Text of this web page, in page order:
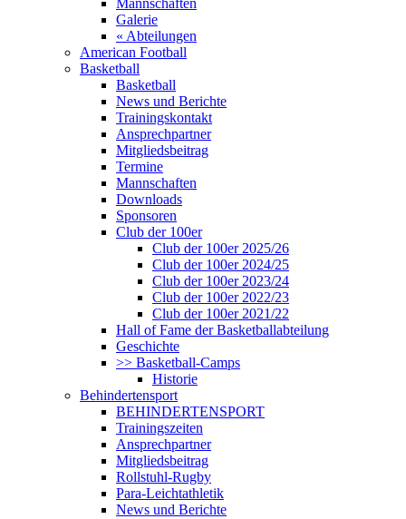
Mannschaften
Galerie
« Abteilungen
American Football
Basketball
Basketball
News und Berichte
Trainingskontakt
Ansprechpartner
Mitgliedsbeitrag
Termine
Mannschaften
Downloads
Sponsoren
Club der 100er
Club der 100er 2025/26
Club der 100er 2024/25
Club der 100er 2023/24
Club der 100er 2022/23
Club der 100er 2021/22
Hall of Fame der Basketballabteilung
Geschichte
>> Basketball-Camps
Historie
Behindertensport
BEHINDERTENSPORT
Trainingszeiten
Ansprechpartner
Mitgliedsbeitrag
Rollstuhl-Rugby
Para-Leichtathletik
News und Berichte